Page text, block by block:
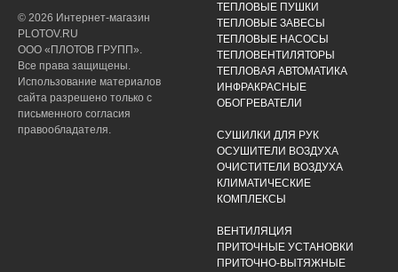
© 2026 Интернет-магазин
PLOTOV.RU
ООО «ПЛОТОВ ГРУПП».
Все права защищены.
Использование материалов
сайта разрешено только с
письменного согласия
правообладателя.
ТЕПЛОВЫЕ ПУШКИ
ТЕПЛОВЫЕ ЗАВЕСЫ
ТЕПЛОВЫЕ НАСОСЫ
ТЕПЛОВЕНТИЛЯТОРЫ
ТЕПЛОВАЯ АВТОМАТИКА
ИНФРАКРАСНЫЕ
ОБОГРЕВАТЕЛИ
СУШИЛКИ ДЛЯ РУК
ОСУШИТЕЛИ ВОЗДУХА
ОЧИСТИТЕЛИ ВОЗДУХА
КЛИМАТИЧЕСКИЕ
КОМПЛЕКСЫ
ВЕНТИЛЯЦИЯ
ПРИТОЧНЫЕ УСТАНОВКИ
ПРИТОЧНО-ВЫТЯЖНЫЕ